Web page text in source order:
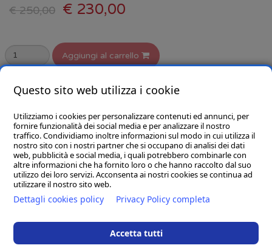
€ 250,00 € 230,00
Aggiungi al carrello
CHI SIAMO
GOBA.IT
SHOP
Questo sito web utilizza i cookie
Utilizziamo i cookies per personalizzare contenuti ed annunci, per
fornire funzionalità dei social media e per analizzare il nostro
traffico. Condividiamo inoltre informazioni sul modo in cui utilizza il
nostro sito con i nostri partner che si occupano di analisi dei dati
web, pubblicità e social media, i quali potrebbero combinarle con
altre informazioni che ha fornito loro o che hanno raccolto dal suo
utilizzo dei loro servizi. Acconsenta ai nostri cookies se continua ad
utilizzare il nostro sito web.
Dettagli cookies policy Privacy Policy completa
Accetta tutti